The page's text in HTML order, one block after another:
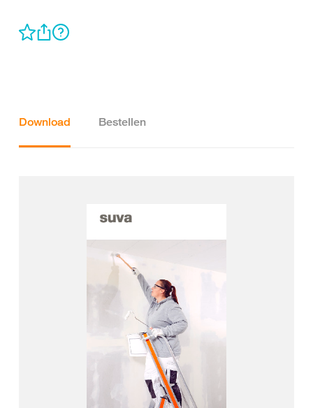
Download Bestellen